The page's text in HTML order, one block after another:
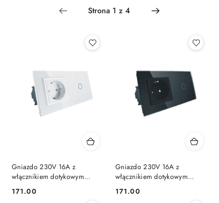
Gniazdo 230V 16A z
włącznikiem dotykowym
pojedynczym LIVOLO | 701G |
Biały
Cena:
171.00
Gniazdo 230V 16A z
włącznikiem dotykowym
pojedynczym LIVOLO | 701G |
Czarny
Cena:
171.00